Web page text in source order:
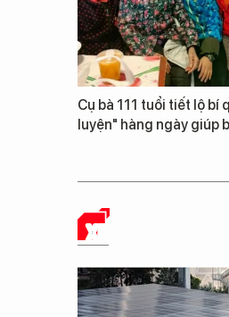
Cụ bà 111 tuổi tiết lộ bí
luyện" hàng ngày giúp
XE